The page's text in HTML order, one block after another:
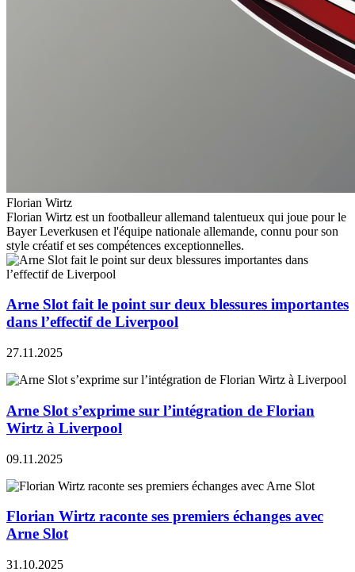
Florian Wirtz
Florian Wirtz est un footballeur allemand talentueux qui joue pour le
Bayer Leverkusen et l'équipe nationale allemande, connu pour son
style créatif et ses compétences exceptionnelles.
Arne Slot fait le point sur deux blessures importantes
dans l’effectif de Liverpool
27.11.2025
Arne Slot s’exprime sur l’intégration de Florian
Wirtz à Liverpool
09.11.2025
Florian Wirtz raconte ses premiers échanges avec
Arne Slot
31.10.2025